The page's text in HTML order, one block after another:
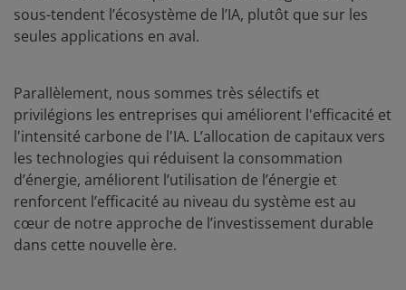
sous-tendent l’écosystème de l’IA, plutôt que sur les
seules applications en aval.
Parallèlement, nous sommes très sélectifs et
privilégions les entreprises qui améliorent l'efficacité et
l'intensité carbone de l'IA. L’allocation de capitaux vers
les technologies qui réduisent la consommation
d’énergie, améliorent l’utilisation de l’énergie et
renforcent l’efficacité au niveau du système est au
cœur de notre approche de l’investissement durable
dans cette nouvelle ère.